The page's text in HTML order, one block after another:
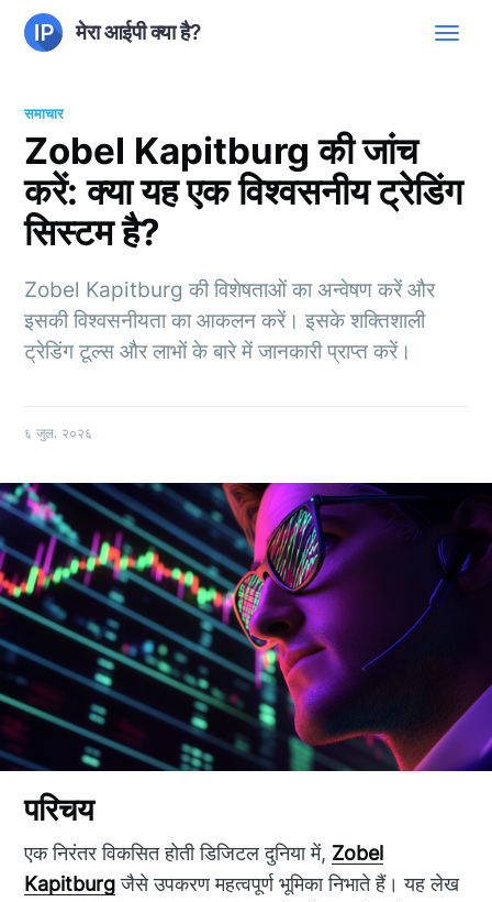
मेरा आईपी क्या है?
समाचार
Zobel Kapitburg की जांच
करें: क्या यह एक विश्वसनीय ट्रेडिंग
सिस्टम है?
Zobel Kapitburg की विशेषताओं का अन्वेषण करें और
इसकी विश्वसनीयता का आकलन करें। इसके शक्तिशाली
ट्रेडिंग टूल्स और लाभों के बारे में जानकारी प्राप्त करें।
६ जुल. २०२६
परिचय
एक निरंतर विकसित होती डिजिटल दुनिया में, Zobel
Kapitburgजैसे उपकरण महत्वपूर्ण भूमिका निभाते हैं। यह लेख